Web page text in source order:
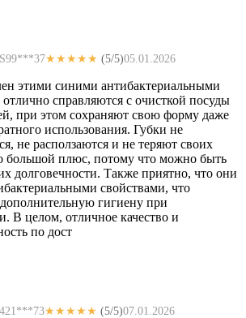
★★★★★ (5/5)05.01.2026
этими синими антибактериальными
справляются с очисткой посуды
при этом сохраняют свою форму даже
использования. Губки не
не расползаются и не теряют своих
большой плюс, потому что можно быть
долговечности. Также приятно, что они
свойствами, что
гигиену при
В целом, отличное качество и
по дост
★★★★★ (5/5)07.01.2026